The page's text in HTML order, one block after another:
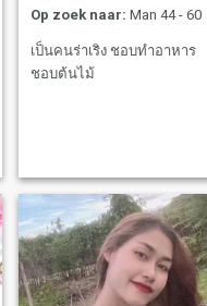
Op zoek naar: Man 44 - 60
เป็นคนร่าเริง ชอบทำอาหาร
ชอบต้นไม้